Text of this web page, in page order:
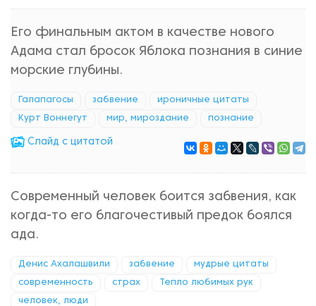
Его финальным актом в качестве нового
Адама стал бросок Яблока познания в синие
морские глубины.
Галапагосы забвение ироничные цитаты
Курт Воннегут мир, мироздание познание
Cлайд с цитатой
Современный человек боится забвения, как
когда-то его благочестивый предок боялся
ада.
Денис Ахалашвили забвение мудрые цитаты
современность страх Тепло любимых рук
человек, люди